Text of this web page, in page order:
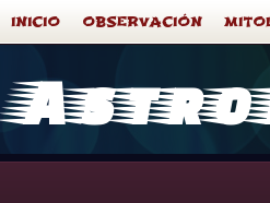
INICIO OBSERVACIÓN